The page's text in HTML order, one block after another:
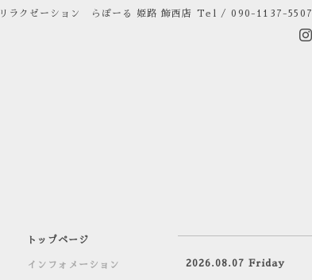
リラクゼーション らぽーる 姫路 飾西店 Tel / 090-1137-5507
トップページ
インフォメーション 2026.08.07 Friday